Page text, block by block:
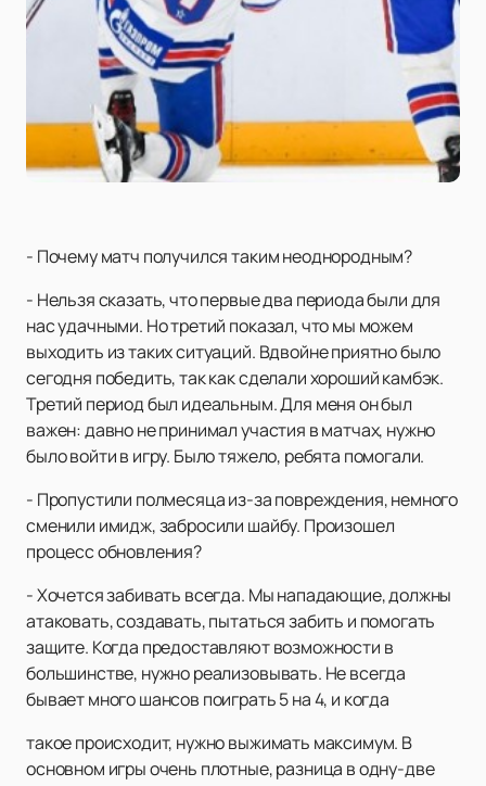
- Почему матч получился таким неоднородным?
- Нельзя сказать, что первые два периода были для
нас удачными. Но третий показал, что мы можем
выходить из таких ситуаций. Вдвойне приятно было
сегодня победить, так как сделали хороший камбэк.
Третий период был идеальным. Для меня он был
важен: давно не принимал участия в матчах, нужно
было войти в игру. Было тяжело, ребята помогали.
- Пропустили полмесяца из-за повреждения, немного
сменили имидж, забросили шайбу. Произошел
процесс обновления?
- Хочется забивать всегда. Мы нападающие, должны
атаковать, создавать, пытаться забить и помогать
защите. Когда предоставляют возможности в
большинстве, нужно реализовывать. Не всегда
бывает много шансов поиграть 5 на 4, и когда
такое происходит, нужно выжимать максимум. В
основном игры очень плотные, разница в одну-две